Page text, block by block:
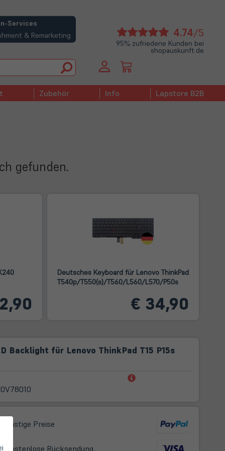
Services
& Remarketing 4.74/5
95% zufriedene Kunden bei
shopauskunft.de
Zubehör Info Lapstore B2B
gefunden.
Deutsches Keyboard für Lenovo ThinkPad
T540p/T550(s)/T560/L560/L570/P50s
€ 34,90
Backlight für Lenovo ThinkPad T15 P15s
(öffnet
Preise
kostenlose Rücksendung.